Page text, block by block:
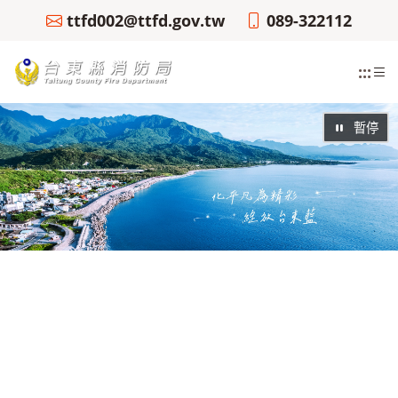
ttfd002@ttfd.gov.tw 089-322112
:::
暫停